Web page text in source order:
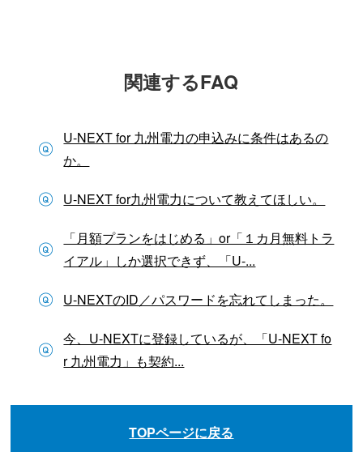
関連するFAQ
U-NEXT for 九州電力の申込みに条件はあるの
か。
U-NEXT for九州電力について教えてほしい。
「月額プランをはじめる」or「１カ月無料トラ
イアル」しか選択できず、「U-...
U-NEXTのID／パスワードを忘れてしまった。
今、U-NEXTに登録しているが、「U-NEXT fo
r 九州電力」も契約...
TOPページに戻る